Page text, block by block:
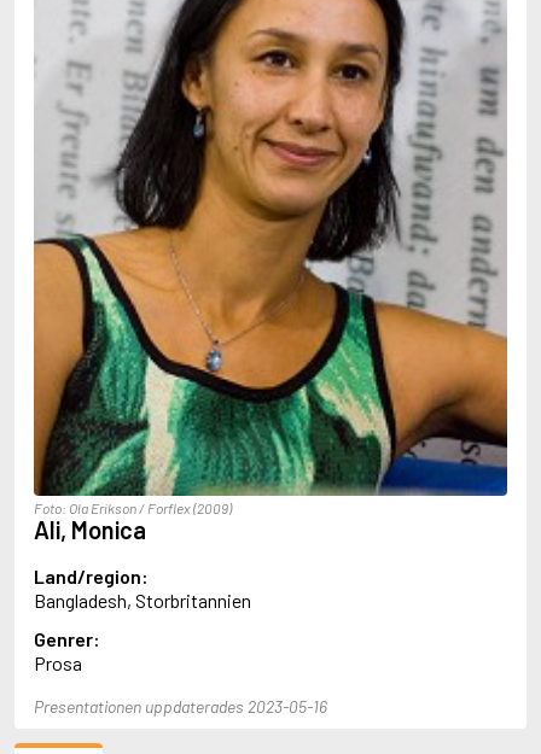
Abé, Kobo
Abedi, Isabel
Abele, Inga
Abgarjan, Narine
Abish, Walter
Aboulela, Leila
Abrahams, Peter (f. 1919)
Abrahams, Peter (f. 1947)
Abrahamson, Emmy
Abse, Dannie
Abu-Jaber, Diana
Abulhawa, Susan
Aburas, Lone
Achebe, Chinua
Achmatova, Anna
Aciman, André
Ackebo, Lena
Acker, Kathy
Ackroyd, Peter
Adam de la Halle
Adamov, Arthur
Adams, Douglas
Adams, Herbert
Adams, Jane
Adams, Richard
Adbåge, Emma
Adbåge, Lisen
Adelborg, Ottilia
Adiga, Aravind
Foto: Ola Erikson / Forflex (2009)
Ali, Monica
Land/region:
Bangladesh, Storbritannien
Genrer:
Prosa
Presentationen uppdaterades 2023-05-16